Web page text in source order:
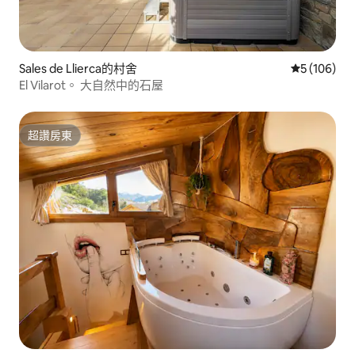
Sales de Llierca的村舍 從 106 則評
5 (106)
El Vilarot。 大自然中的石屋
超讚房東
超讚房東